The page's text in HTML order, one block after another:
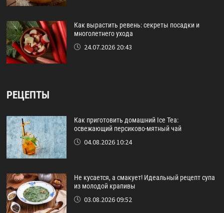
Как вырастить ревень: секреты посадки и
многолетнего ухода
24.07.2026 20:43
РЕЦЕПТЫ
Как приготовить домашний Ice Tea:
освежающий персиково-мятный чай
04.08.2026 10:24
Не кусается, а смакует! Идеальный рецепт супа
из молодой крапивы
03.08.2026 09:52